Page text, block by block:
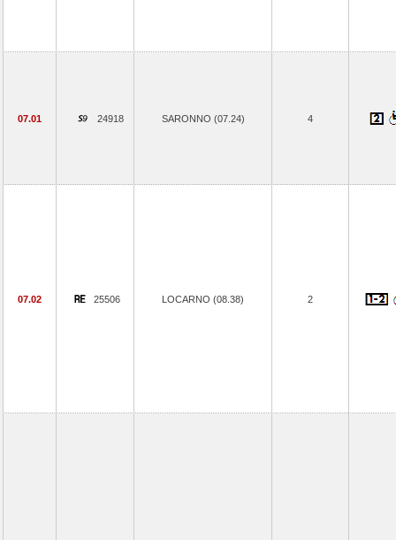
07.01 24918 SARONNO (07.24) 4
07.02 25506 LOCARNO (08.38) 2